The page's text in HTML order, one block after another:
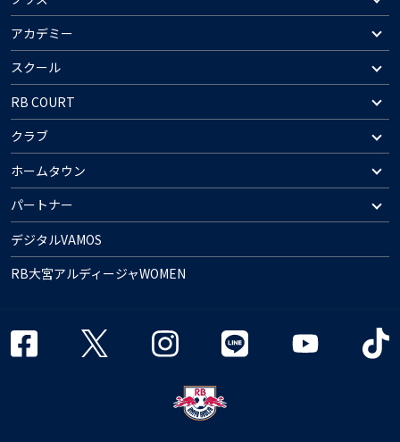
アカデミー
スクール
RB COURT
クラブ
ホームタウン
パートナー
デジタルVAMOS
RB大宮アルディージャWOMEN